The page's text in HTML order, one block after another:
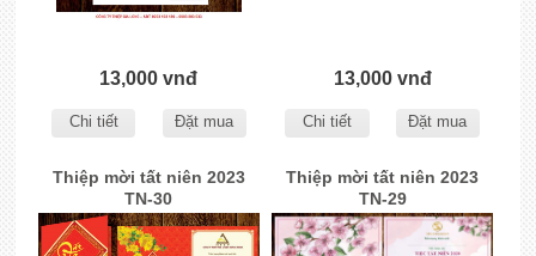
13,000 vnđ
Chi tiết Đặt mua
13,000 vnđ
Chi tiết Đặt mua
Thiệp mời tất niên 2023
TN-30
Thiệp mời tất niên 2023
TN-29